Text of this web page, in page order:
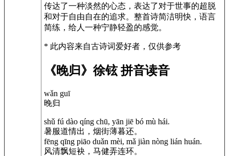
传达了一种淡然的心态，表达了对于世事的超脱
和对于自由自在的追求。整首诗简洁明快，语言
简练，给人一种宁静轻盈的感觉。
* 此内容来自古诗词爱好者，仅供参考
《晚归》徐铉 拼音读音
wǎn guī
晚归
shǔ fú dào qíng chū, yān jiē bó mù hái.
暑服道情出，烟街薄暮还。
fēng qīng piāo duǎn mèi, mǎ jiàn nòng lián huán.
风清飘短袂，马健弄连环。